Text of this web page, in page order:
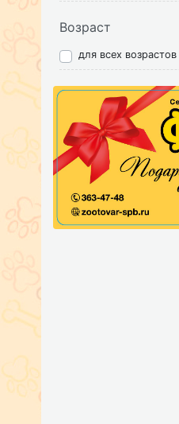
Возраст
для всех возрастов